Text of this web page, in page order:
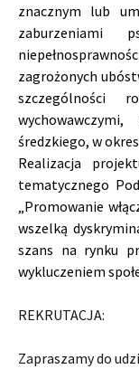
znacznym lub
zagrożonych
szczególności
wychowawczymi,
średzkiego, w
Realizacja
tematycznego
„Promowanie
wszelką
szans na rynku
wykluczeniem
REKRUTACJA:
Zapraszamy do